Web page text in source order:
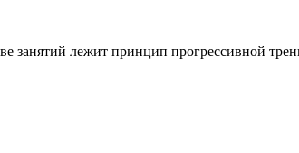
лежит принцип прогрессивной